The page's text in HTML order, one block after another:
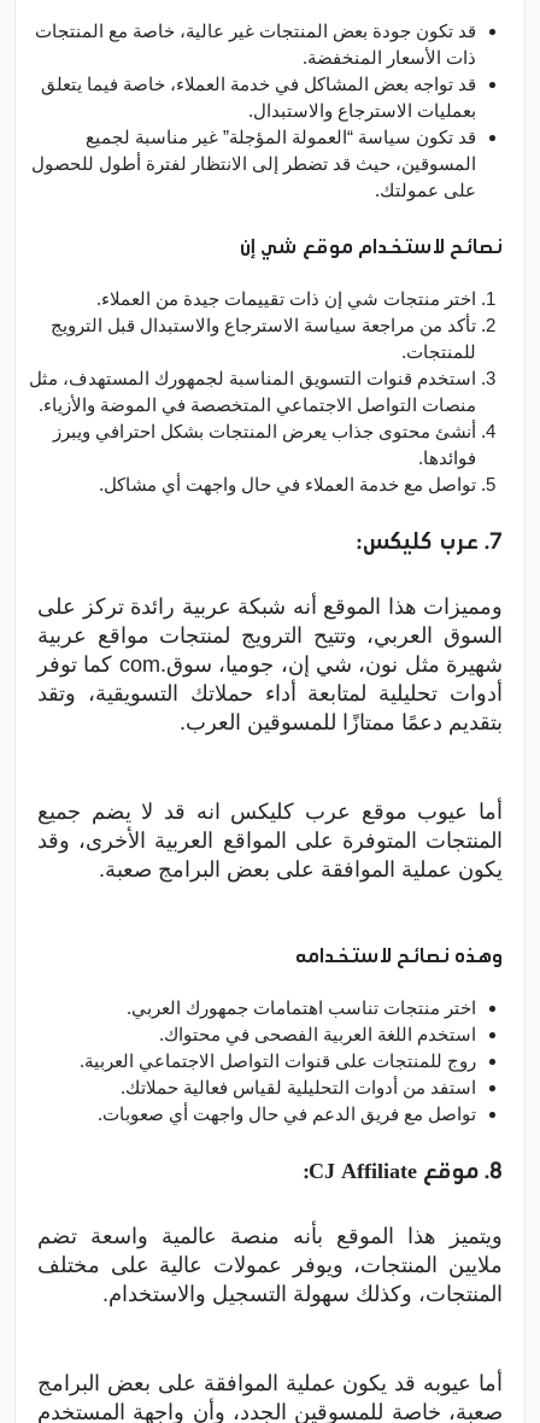
قد تكون جودة بعض المنتجات غير عالية، خاصة مع المنتجات
ذات الأسعار المنخفضة.
قد تواجه بعض المشاكل في خدمة العملاء، خاصة فيما يتعلق
بعمليات الاسترجاع والاستبدال.
قد تكون سياسة “العمولة المؤجلة” غير مناسبة لجميع
المسوقين، حيث قد تضطر إلى الانتظار لفترة أطول للحصول
على عمولتك.
نصائح لاستخدام موقع شي إن
اختر منتجات شي إن ذات تقييمات جيدة من العملاء.
تأكد من مراجعة سياسة الاسترجاع والاستبدال قبل الترويج
للمنتجات.
استخدم قنوات التسويق المناسبة لجمهورك المستهدف، مثل
منصات التواصل الاجتماعي المتخصصة في الموضة والأزياء.
أنشئ محتوى جذاب يعرض المنتجات بشكل احترافي ويبرز
فوائدها.
تواصل مع خدمة العملاء في حال واجهت أي مشاكل.
7. عرب كليكس:
ومميزات هذا الموقع أنه شبكة عربية رائدة تركز على
السوق العربي، وتتيح الترويج لمنتجات مواقع عربية
شهيرة مثل نون، شي إن، جوميا، سوق.com كما توفر
أدوات تحليلية لمتابعة أداء حملاتك التسويقية، وتقد
بتقديم دعمًا ممتازًا للمسوقين العرب.
أما عيوب موقع عرب كليكس انه قد لا يضم جميع
المنتجات المتوفرة على المواقع العربية الأخرى، وقد
يكون عملية الموافقة على بعض البرامج صعبة.
وهذه نصائح لاستخدامه
اختر منتجات تناسب اهتمامات جمهورك العربي.
استخدم اللغة العربية الفصحى في محتواك.
روج للمنتجات على قنوات التواصل الاجتماعي العربية.
استفد من أدوات التحليلية لقياس فعالية حملاتك.
تواصل مع فريق الدعم في حال واجهت أي صعوبات.
8. موقع CJ Affiliate:
ويتميز هذا الموقع بأنه منصة عالمية واسعة تضم
ملايين المنتجات، ويوفر عمولات عالية على مختلف
المنتجات، وكذلك سهولة التسجيل والاستخدام.
أما عيوبه قد يكون عملية الموافقة على بعض البرامج
صعبة، خاصة للمسوقين الجدد، وأن واجهة المستخدم